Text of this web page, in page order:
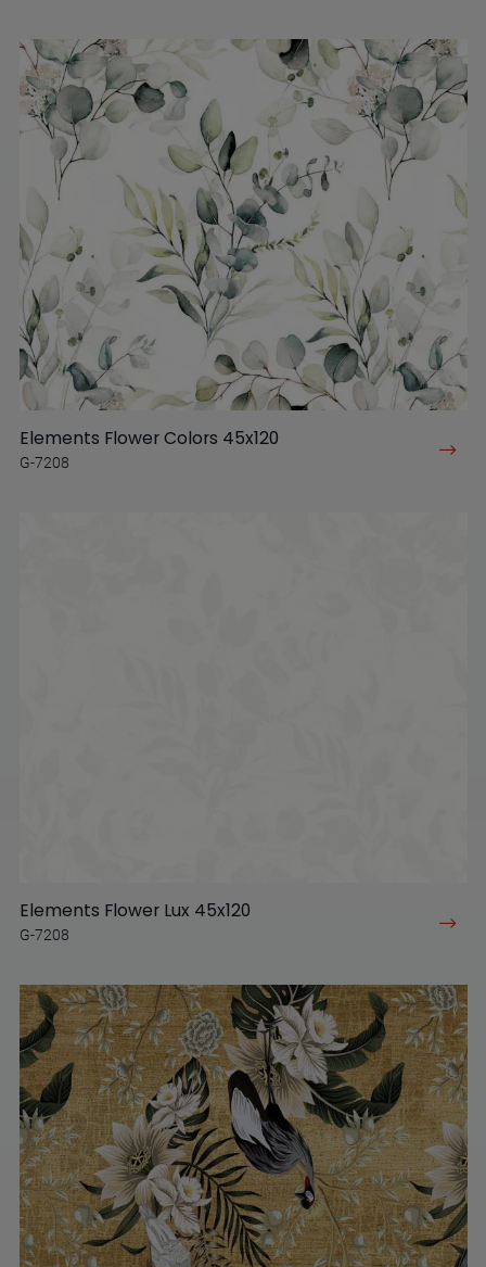
Elements Flower Colors 45x120
G-7208
Elements Flower Lux 45x120
G-7208